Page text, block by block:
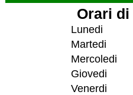
Orari
Lunedi
Martedi
Mercoledi
Giovedi
Venerdi